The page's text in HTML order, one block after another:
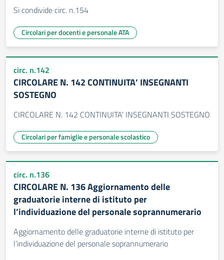
Si condivide circ. n.154
Circolari per docenti e personale ATA
circ. n.142
CIRCOLARE N. 142 CONTINUITA’ INSEGNANTI
SOSTEGNO
CIRCOLARE N. 142 CONTINUITA' INSEGNANTI SOSTEGNO
Circolari per famiglie e personale scolastico
circ. n.136
CIRCOLARE N. 136 Aggiornamento delle
graduatorie interne di istituto per
l’individuazione del personale soprannumerario
Aggiornamento delle graduatorie interne di istituto per
l’individuazione del personale soprannumerario